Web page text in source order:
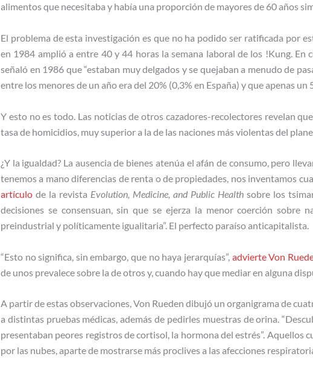
alimentos que necesitaba y había una proporción de mayores de 60 años
El problema de esta investigación es que no ha podido ser ratificada por
en 1984 amplió a entre 40 y 44 horas la semana laboral de los !Kung. En
señaló en 1986 que “estaban muy delgados y se quejaban a menudo de
entre los menores de un año era del 20% (0,3% en España) y que apenas
Y esto no es todo. Las noticias de otros cazadores-recolectores revelan
tasa de homicidios, muy superior a la de las naciones más violentas del
¿Y la igualdad? La ausencia de bienes atenúa el afán de consumo, pero
tenemos a mano diferencias de renta o de propiedades, nos inventamos
artículo de la revista Evolution, Medicine, and Public Health sobre los
decisiones se consensuan, sin que se ejerza la menor coerción sobre
preindustrial y políticamente igualitaria”. El perfecto paraíso anticapitalista.
“Esto no significa, sin embargo, que no haya jerarquías”, advierte Von
de unos prevalece sobre la de otros y, cuando hay que mediar en alguna
A partir de estas observaciones, Von Rueden dibujó un organigrama de
a distintas pruebas médicas, además de pedirles muestras de orina.
presentaban peores registros de cortisol, la hormona del estrés”.
por las nubes, aparte de mostrarse más proclives a las afecciones